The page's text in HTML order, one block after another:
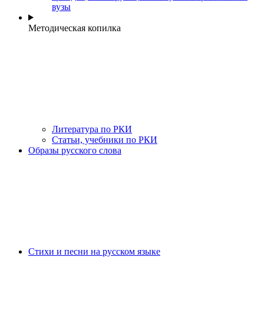
вузы
Методическая копилка
Литература по РКИ
Статьи, учебники по РКИ
Образы русского слова
Стихи и песни на русском языке